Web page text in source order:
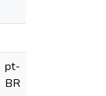
pt-
BR